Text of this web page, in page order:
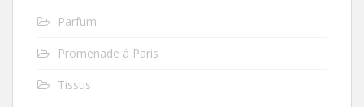
Parfum
Promenade à Paris
Tissus